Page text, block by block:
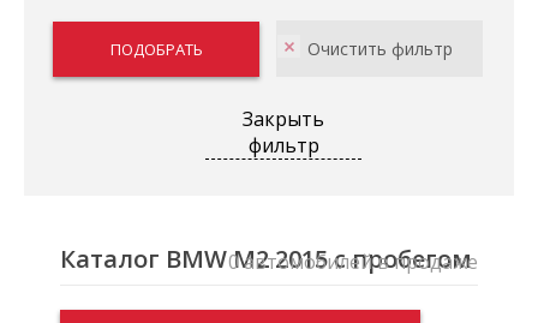
Закрыть
фильтр
Каталог BMW M2 2015 с пробегом
0 автомобилей в продаже